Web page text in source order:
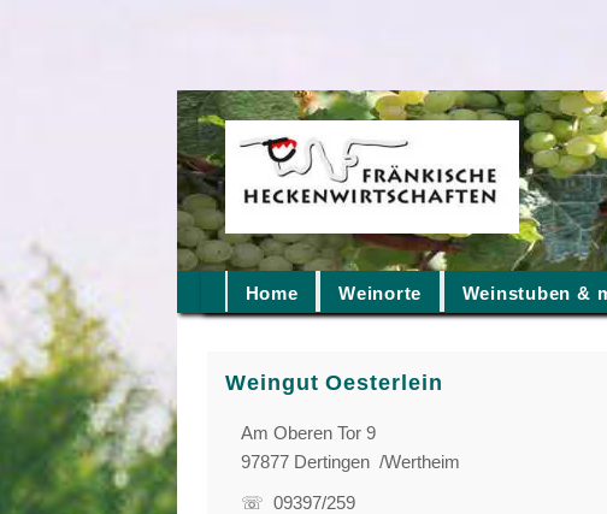
Home Weinorte Weinstuben &
Weingut Oesterlein
Am Oberen Tor 9
97877 Dertingen /Wertheim
☏ 09397/259